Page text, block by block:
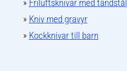
» Friluftsknivar med tändstål
» Kniv med gravyr
» Kockknivar till barn